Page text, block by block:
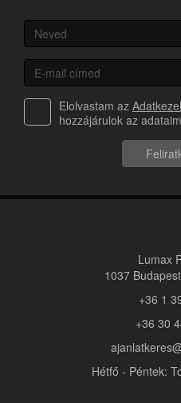
Elolvastam az
hozzájárulok az
Lumax
1037
+36 1
+36 30
Hétfő - Péntek: